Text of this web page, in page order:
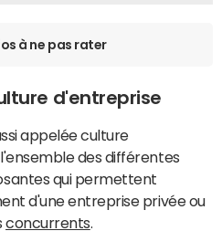
à ne pas rater
d'entreprise
appelée culture
des différentes
qui permettent
d'une entreprise privée ou
concurrents